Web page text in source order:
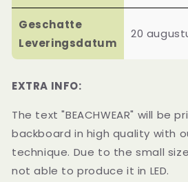
Geschatte
Leveringsdatum
20
EXTRA INFO:
The text "BEACHWEAR" will be
backboard in high quality with
technique. Due to the small
not able to produce it in LED.